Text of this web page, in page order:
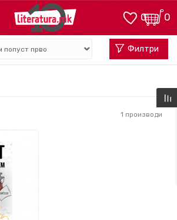
0
0
Филтри
1 производи